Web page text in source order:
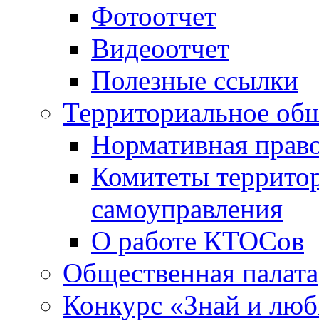
Фотоотчет
Видеоотчет
Полезные ссылки
Территориальное
Нормативная
Комитеты
самоуправления
О работе КТОСов
Общественная палата
Конкурс «Знай и